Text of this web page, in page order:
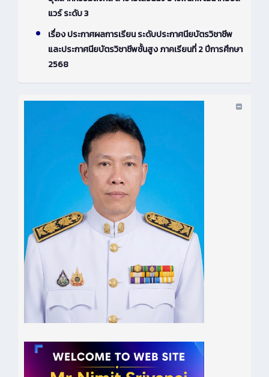
แวร์ ระดับ 3
เรื่อง ประกาศผลการเรียน ระดับประกาศนียบัตรวิชาชีพ
และประกาศนียบัตรวิชาชีพชั้นสูง ภาคเรียนที่ 2 ปีการศึกษา
2568